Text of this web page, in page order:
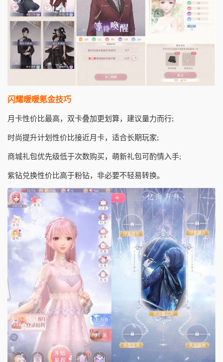
闪耀暖暖氪金技巧
月卡性价比最高，双卡叠加更划算，建议量力而行;
时尚提升计划性价比接近月卡，适合长期玩家;
商城礼包优先级低于次数购买，萌新礼包可酌情入手;
紫钻兑换性价比高于粉钻，非必要不轻易转换。